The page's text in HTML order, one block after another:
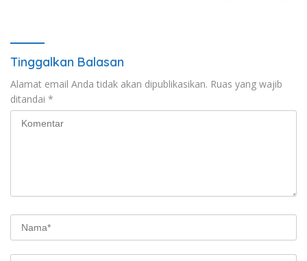
Tinggalkan Balasan
Alamat email Anda tidak akan dipublikasikan. Ruas yang wajib
ditandai *